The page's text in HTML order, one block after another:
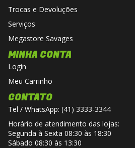
Trocas e Devoluções
Serviços
Megastore Savages
MINHA CONTA
Login
Meu Carrinho
CONTATO
Tel / WhatsApp: (41) 3333-3344
Horário de atendimento das lojas:
Segunda à Sexta 08:30 às 18:30
Sábado 08:30 às 13:30